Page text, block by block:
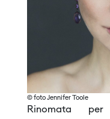
© foto Jennifer Toole
Rinomata